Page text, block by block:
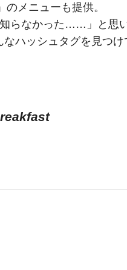
メニューも提供。
知らなかった……」と思
ハッシュタグを見つけ